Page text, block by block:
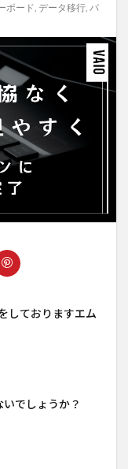
ボード, データ移行, パ
しておりますエム
でしょうか？